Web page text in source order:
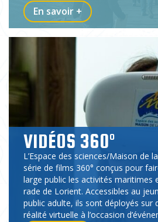
En savoir +
VIDÉOS 360°
L’Espace des sciences/Maison de
série de films 360° conçus pour
large public les activités maritimes
rade de Lorient. Accessibles au
public adulte, ils sont déployés sur
réalité virtuelle à l’occasion